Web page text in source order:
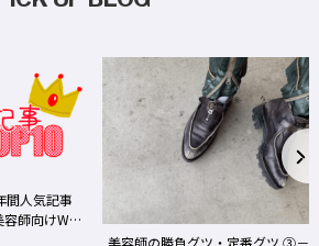
の勝負グツ・定番グツ ③－